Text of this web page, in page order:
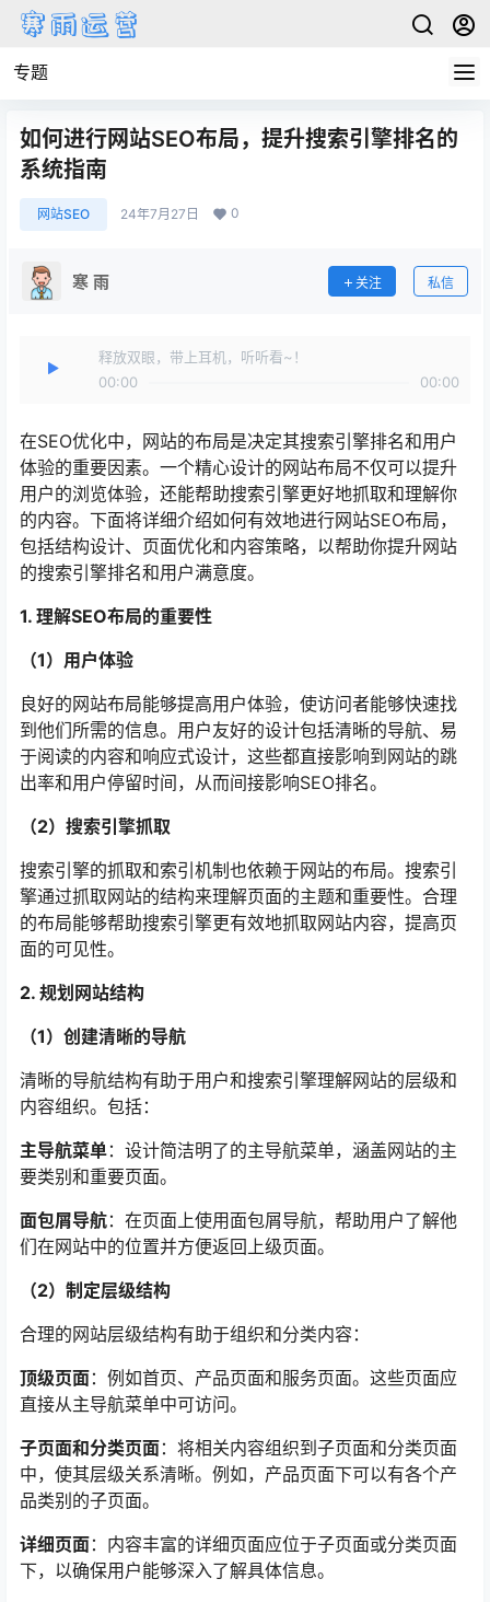
专题
如何进行网站SEO布局，提升搜索引擎排名的
系统指南
网站SEO 24年7月27日 0
寒 雨 关注 私信
释放双眼，带上耳机，听听看~！
00:00
00:00
在SEO优化中，网站的布局是决定其搜索引擎排名和用户
体验的重要因素。一个精心设计的网站布局不仅可以提升
用户的浏览体验，还能帮助搜索引擎更好地抓取和理解你
的内容。下面将详细介绍如何有效地进行网站SEO布局，
包括结构设计、页面优化和内容策略，以帮助你提升网站
的搜索引擎排名和用户满意度。
1. 理解SEO布局的重要性
（1）用户体验
良好的网站布局能够提高用户体验，使访问者能够快速找
到他们所需的信息。用户友好的设计包括清晰的导航、易
于阅读的内容和响应式设计，这些都直接影响到网站的跳
出率和用户停留时间，从而间接影响SEO排名。
（2）搜索引擎抓取
搜索引擎的抓取和索引机制也依赖于网站的布局。搜索引
擎通过抓取网站的结构来理解页面的主题和重要性。合理
的布局能够帮助搜索引擎更有效地抓取网站内容，提高页
面的可见性。
2. 规划网站结构
（1）创建清晰的导航
清晰的导航结构有助于用户和搜索引擎理解网站的层级和
内容组织。包括：
主导航菜单：设计简洁明了的主导航菜单，涵盖网站的主
要类别和重要页面。
面包屑导航：在页面上使用面包屑导航，帮助用户了解他
们在网站中的位置并方便返回上级页面。
（2）制定层级结构
合理的网站层级结构有助于组织和分类内容：
顶级页面：例如首页、产品页面和服务页面。这些页面应
直接从主导航菜单中可访问。
子页面和分类页面：将相关内容组织到子页面和分类页面
中，使其层级关系清晰。例如，产品页面下可以有各个产
品类别的子页面。
详细页面：内容丰富的详细页面应位于子页面或分类页面
下，以确保用户能够深入了解具体信息。